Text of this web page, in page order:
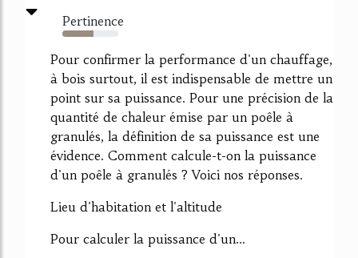
Pertinence
56%
Pour confirmer la performance d'un chauffage,
à bois surtout, il est indispensable de mettre un
point sur sa puissance. Pour une précision de la
quantité de chaleur émise par un poêle à
granulés, la définition de sa puissance est une
évidence. Comment calcule-t-on la puissance
d'un poêle à granulés ? Voici nos réponses.
Lieu d'habitation et l'altitude
Pour calculer la puissance d'un...